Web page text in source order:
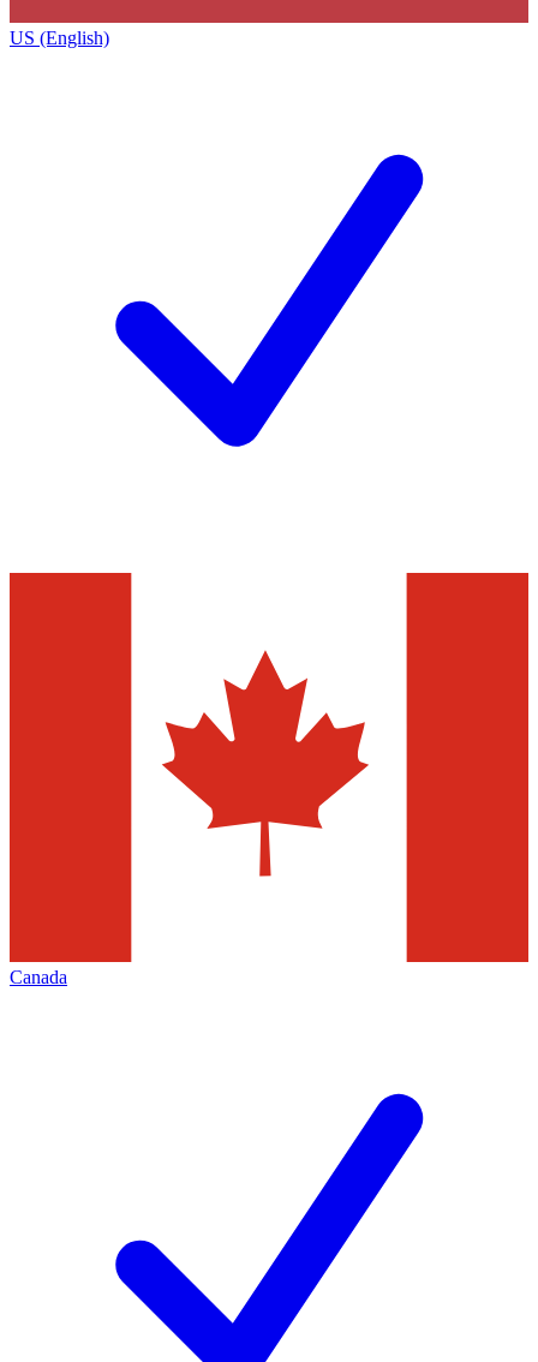
US (English)
Canada